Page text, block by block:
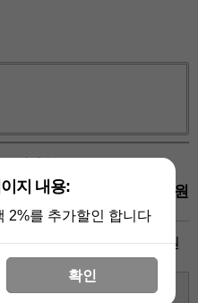
- 카렌 부스
원
총 상품 금액4,950 원
장바구니 관심상품
지 내용:
2%를 추가할인 합니다
확인